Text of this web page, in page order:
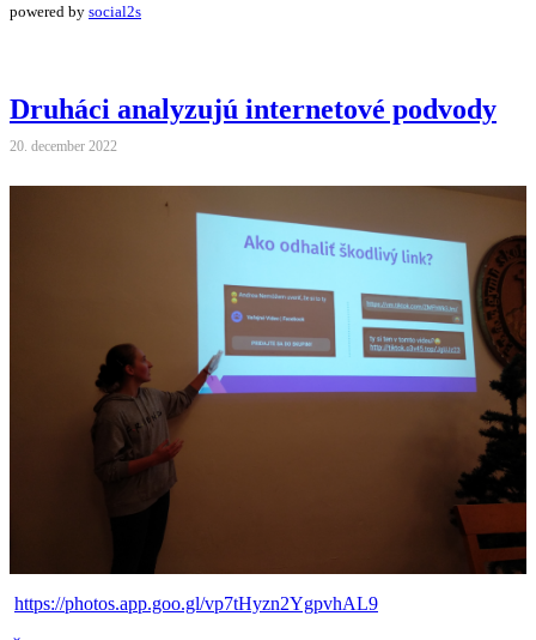
powered by social2s
Druháci analyzujú internetové podvody
20. december 2022
https://photos.app.goo.gl/vp7tHyzn2YgpvhAL9